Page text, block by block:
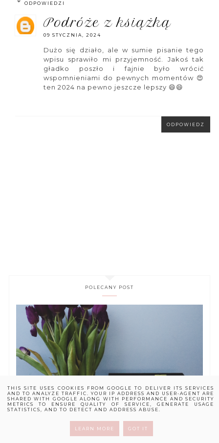
ODPOWIEDZI
podróże z książką
09 STYCZNIA, 2024
Dużo się działo, ale w sumie pisanie tego
wpisu sprawiło mi przyjemność. Jakoś tak
gładko poszło i fajnie było wrócić
wspomnieniami do pewnych momentów 😍
ten 2024 na pewno jeszcze lepszy 😄😄
ODPOWIEDZ
POLECANY POST
KSIĄŻKI W STYCZNIU I
THIS SITE USES COOKIES FROM GOOGLE TO DELIVER ITS SERVICES
AND TO ANALYZE TRAFFIC. YOUR IP ADDRESS AND USER-AGENT ARE
SHARED WITH GOOGLE ALONG WITH PERFORMANCE AND SECURITY
METRICS TO ENSURE QUALITY OF SERVICE, GENERATE USAGE
STATISTICS, AND TO DETECT AND ADDRESS ABUSE.
LEARN MORE GOT IT